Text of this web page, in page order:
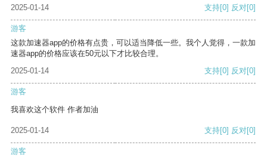
2025-01-14 支持[0] 反对[0]
游客
这款加速器app的价格有点贵，可以适当降低一些。我个人觉得，一款加
速器app的价格应该在50元以下才比较合理。
2025-01-14
支持[0] 反对[0]
游客
我喜欢这个软件 作者加油
2025-01-14 支持[0] 反对[0]
游客